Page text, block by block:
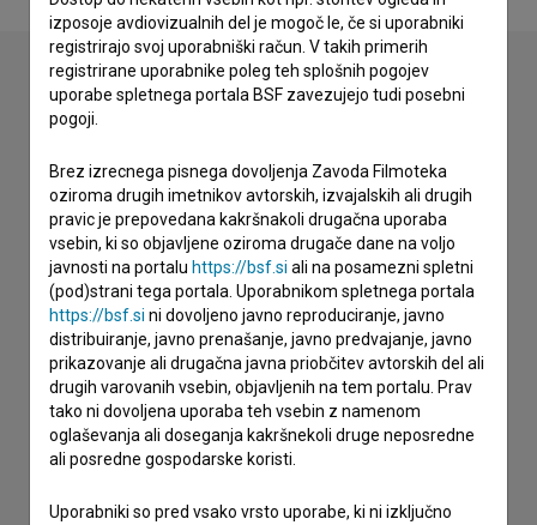
Stik z uredništvom
stik z uredništvom Baze slovenskih filmov. Veseli bomo vaših
odzivov.
imam vprašanje
prijavljam napako
želim dodati podatke
drugo
izposoje avdiovizualnih del je mogoč le, če si uporabniki
registrirajo svoj uporabniški račun. V takih primerih
registrirane uporabnike poleg teh splošnih pogojev
uporabe spletnega portala BSF zavezujejo tudi posebni
pogoji.
Brez izrecnega pisnega dovoljenja Zavoda Filmoteka
oziroma drugih imetnikov avtorskih, izvajalskih ali drugih
pravic je prepovedana kakršnakoli drugačna uporaba
vsebin, ki so objavljene oziroma drugače dane na voljo
javnosti na portalu https://bsf.si ali na posamezni spletni
(pod)strani tega portala. Uporabnikom spletnega portala
https://bsf.si ni dovoljeno javno reproduciranje, javno
distribuiranje, javno prenašanje, javno predvajanje, javno
prikazovanje ali drugačna javna priobčitev avtorskih del ali
drugih varovanih vsebin, objavljenih na tem portalu. Prav
tako ni dovoljena uporaba teh vsebin z namenom
oglaševanja ali doseganja kakršnekoli druge neposredne
ali posredne gospodarske koristi.
Uporabniki so pred vsako vrsto uporabe, ki ni izključno